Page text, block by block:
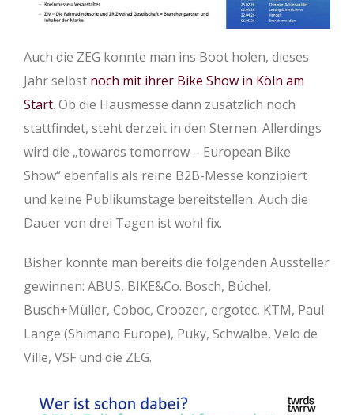
Auch die ZEG konnte man ins Boot holen, dieses
Jahr selbst noch mit ihrer Bike Show in Köln am
Start. Ob die Hausmesse dann zusätzlich noch
stattfindet, steht derzeit in den Sternen. Allerdings
wird die „towards tomorrow – European Bike
Show“ ebenfalls als reine B2B-Messe konzipiert
und keine Publikumstage bereitstellen. Auch die
Dauer von drei Tagen ist wohl fix.
Bisher konnte man bereits die folgenden Aussteller
gewinnen: ABUS, BIKE&Co. Bosch, Büchel,
Busch+Müller, Coboc, Croozer, ergotec, KTM, Paul
Lange (Shimano Europe), Puky, Schwalbe, Velo de
Ville, VSF und die ZEG.